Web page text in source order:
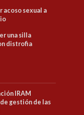
acoso sexual a
una silla
distrofia
IRAM
gestión de las